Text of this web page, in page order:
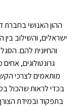
ההון האנושי בחברת
ישראלים, והשילוב
והחיונית להם.
גרונטולוגים,
מותאמים לצרכי
בכדי לראות שהכול
בתפקוד ובמידת